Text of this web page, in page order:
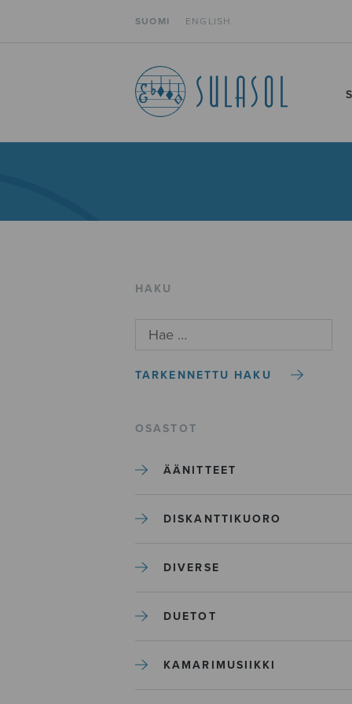
SUOMI ENGLISH
HAKU
TARKENNETTU HAKU
OSASTOT
ÄÄNITTEET
DISKANTTIKUORO
DIVERSE
DUETOT
KAMARIMUSIIKKI